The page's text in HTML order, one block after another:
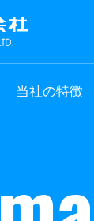
当社の特徴